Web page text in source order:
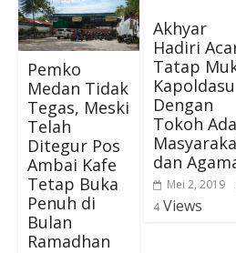
Pemko
Medan Tidak
Tegas, Meski
Telah
Ditegur Pos
Ambai Kafe
Tetap Buka
Penuh di
Bulan
Ramadhan
Akhyar
Hadiri
Tatap
Kapoldasu
Dengan
Tokoh
dan
Mei 2, 2019
4 Views